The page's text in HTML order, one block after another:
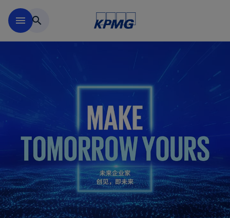
menu search